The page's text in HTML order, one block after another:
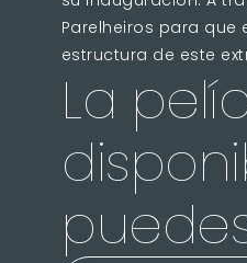
Parelheiros para
estructura de este
La